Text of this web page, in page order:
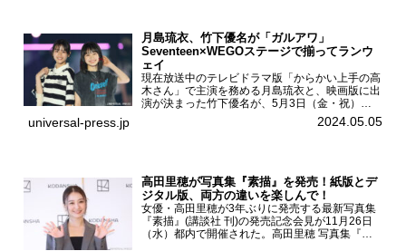
月島琉衣、竹下優名が「ガルアワ」
Seventeen×WEGOステージで揃ってランウ
ェイ
現在放送中のテレビドラマ版「からかい上手の高
木さん」で主演を務める月島琉衣と、映画版に出
演が決まった竹下優名が、5月3日（金・祝）東
京・国立代々木競技場第一体育館で開催されたフ
ァッション&音楽イベント『Rakuten GirlsAward
universal-press.jp 2024.05.05
高田里穂が写真集『素描』を発売！紙版とデ
ジタル版、両方の違いを楽しんで！
女優・高田里穂が3年ぶりに発売する最新写真集
『素描』(講談社 刊)の発売記念会見が11月26日
（水）都内で開催された。高田里穂 写真集『素